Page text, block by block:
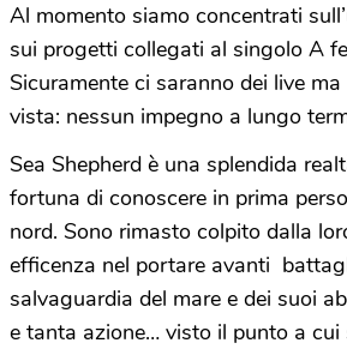
Al momento siamo concentrati
sui progetti collegati al singolo A
Sicuramente ci saranno dei live
vista: nessun impegno a lungo
Sea Shepherd è una splendida
fortuna di conoscere in prima
nord. Sono rimasto colpito dalla
efficenza nel portare avanti
salvaguardia del mare e dei suoi
e tanta azione… visto il punto a cui